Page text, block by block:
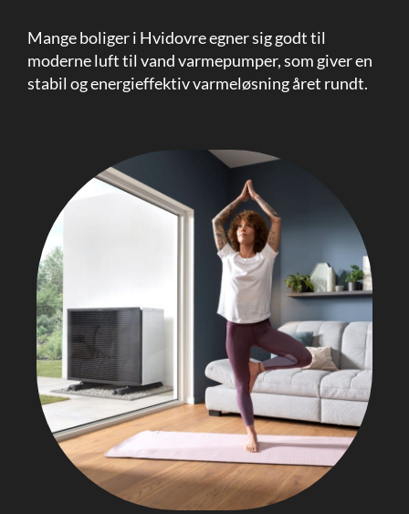
Mange boliger i Hvidovre egner sig godt til
moderne luft til vand varmepumper, som giver en
stabil og energieffektiv varmeløsning året rundt.